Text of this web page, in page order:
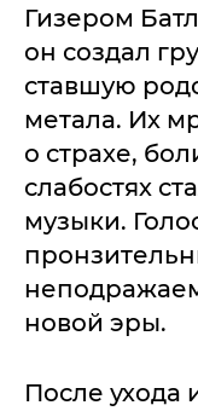
Гизером
он создал
ставшую
метала. Их
о страхе,
слабостях
музыки.
новой эры.
После ухода